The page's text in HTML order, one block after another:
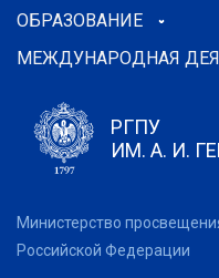
ОБРАЗОВАНИЕ
МЕЖДУНАРОДНАЯ
РГПУ
ИМ. А. И.
Министерство
Российской Федерации